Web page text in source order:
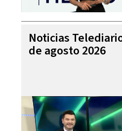
Noticias
de agosto 2026